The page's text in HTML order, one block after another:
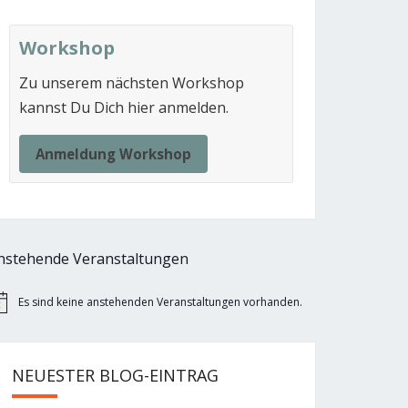
Workshop
Zu unserem nächsten Workshop
kannst Du Dich hier anmelden.
Anmeldung Workshop
Veranstaltungen
Es sind keine anstehenden Veranstaltungen vorhanden.
NEUESTER BLOG-EINTRAG